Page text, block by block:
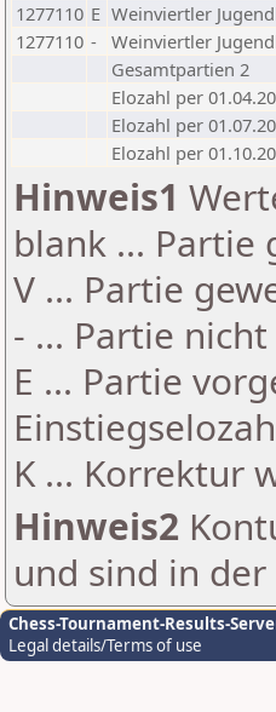
1277110 E Weinviertler
1277110 - Weinviertler
Gesamtpartien 2
Elozahl per
Elozahl per
Elozahl per
Hinweis1
blank ...
V ... Partie
- ... Partie
E ... Partie
K ... Korrektur
Hinweis2
und sind in
Chess-Tournament-Results-
Legal details/Terms of use